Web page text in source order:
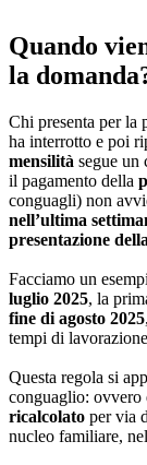
Quando
la
Chi presenta per la
ha interrotto e poi
mensilità segue un
il pagamento della
conguagli) non
nell’ultima
presentazione
Facciamo un
luglio 2025, la
fine di agosto 2025
tempi di
Questa regola si
conguaglio: ovvero
ricalcolato per via
nucleo familiare,